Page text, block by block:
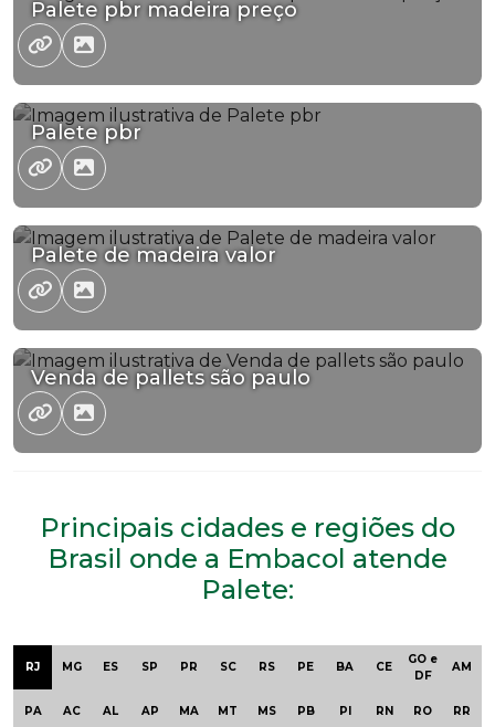
Palete pbr madeira preço
Palete pbr
Palete de madeira valor
Venda de pallets são paulo
Principais cidades e regiões do
Brasil onde a Embacol atende
Palete:
RJ MG ES SP PR SC RS PE BA CE
GO e
DF
AM
PA AC AL AP MA MT MS PB PI RN RO RR